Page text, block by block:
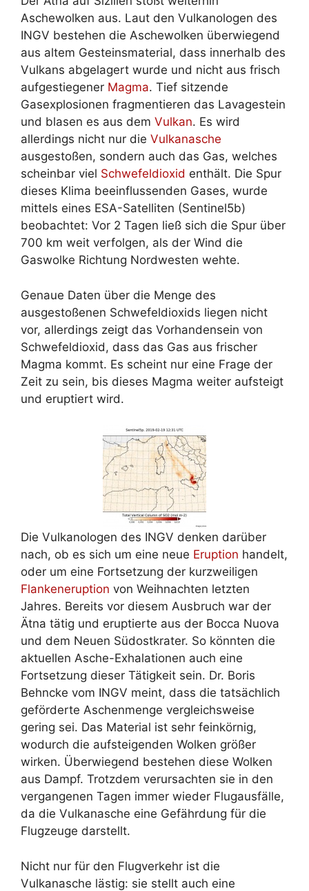
Aschewolken aus. Laut den Vulkanologen des
INGV bestehen die Aschewolken überwiegend
aus altem Gesteinsmaterial, dass innerhalb des
Vulkans abgelagert wurde und nicht aus frisch
aufgestiegener Magma. Tief sitzende
Gasexplosionen fragmentieren das Lavagestein
und blasen es aus dem Vulkan. Es wird
allerdings nicht nur die Vulkanasche
ausgestoßen, sondern auch das Gas, welches
scheinbar viel Schwefeldioxid enthält. Die Spur
dieses Klima beeinflussenden Gases, wurde
mittels eines ESA-Satelliten (Sentinel5b)
beobachtet: Vor 2 Tagen ließ sich die Spur über
700 km weit verfolgen, als der Wind die
Gaswolke Richtung Nordwesten wehte.
Genaue Daten über die Menge des
ausgestoßenen Schwefeldioxids liegen nicht
vor, allerdings zeigt das Vorhandensein von
Schwefeldioxid, dass das Gas aus frischer
Magma kommt. Es scheint nur eine Frage der
Zeit zu sein, bis dieses Magma weiter aufsteigt
und eruptiert wird.
Die Vulkanologen des INGV denken darüber
nach, ob es sich um eine neue Eruption handelt,
oder um eine Fortsetzung der kurzweiligen
Flankeneruption von Weihnachten letzten
Jahres. Bereits vor diesem Ausbruch war der
Ätna tätig und eruptierte aus der Bocca Nuova
und dem Neuen Südostkrater. So könnten die
aktuellen Asche-Exhalationen auch eine
Fortsetzung dieser Tätigkeit sein. Dr. Boris
Behncke vom INGV meint, dass die tatsächlich
geförderte Aschenmenge vergleichsweise
gering sei. Das Material ist sehr feinkörnig,
wodurch die aufsteigenden Wolken größer
wirken. Überwiegend bestehen diese Wolken
aus Dampf. Trotzdem verursachten sie in den
vergangenen Tagen immer wieder Flugausfälle,
da die Vulkanasche eine Gefährdung für die
Flugzeuge darstellt.
Nicht nur für den Flugverkehr ist die
Vulkanasche lästig: sie stellt auch eine